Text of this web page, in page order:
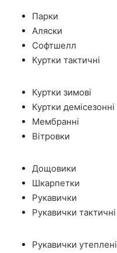
Парки
Аляски
Софтшелл
Куртки тактичні
Куртки зимові
Куртки демісезонні
Мембранні
Вітровки
Дощовики
Шкарпетки
Рукавички
Рукавички тактичні
Рукавички утеплені